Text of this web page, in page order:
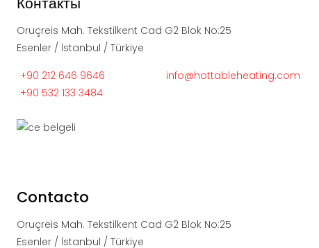
Oruçreis Mah. Tekstilkent Cad G2 Blok No:25
Esenler / İstanbul / Türkiye
+90 212 646 9646
+90 532 133 3484
info@hottableheating.com
Contacto
Oruçreis Mah. Tekstilkent Cad G2 Blok No:25
Esenler / İstanbul / Türkiye